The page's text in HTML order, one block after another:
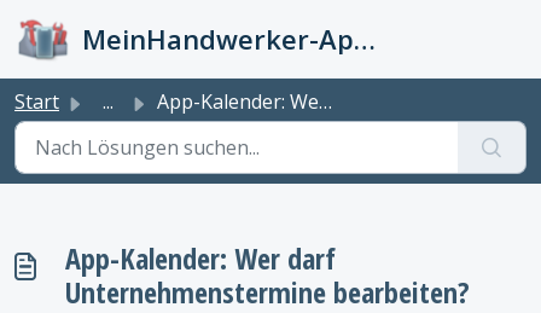
MeinHandwerker-App Info-Kiste
Start ... App-Kalender: Wer darf Unternehmenstermine bearbeiten?
App-Kalender: Wer darf
Unternehmenstermine bearbeiten?